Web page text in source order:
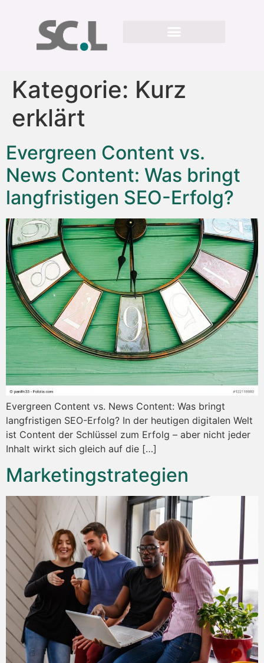
Kategorie: Kurz
erklärt
Evergreen Content vs.
News Content: Was bringt
langfristigen SEO-Erfolg?
Evergreen Content vs. News Content: Was bringt
langfristigen SEO-Erfolg? In der heutigen digitalen Welt
ist Content der Schlüssel zum Erfolg – aber nicht jeder
Inhalt wirkt sich gleich auf die […]
Marketingstrategien